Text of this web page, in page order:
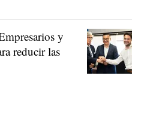
y
reducir las